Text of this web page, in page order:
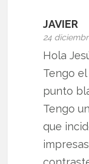
JAVIER
24
Hola
Tengo
punto
Tengo
que